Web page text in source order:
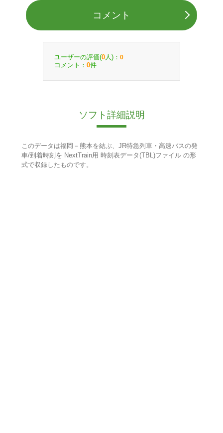
コメント
ユーザーの評価(0 人)： 0
コメント： 0件
ソフト詳細説明
このデータは福岡－熊本を結ぶ、JR特急列車・高速バスの発
車/到着時刻を NextTrain用 時刻表データ(TBL)ファイル の形
式で収録したものです。